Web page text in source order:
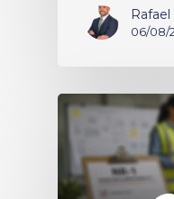
06/08/